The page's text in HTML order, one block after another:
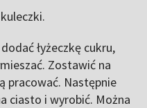
łyżeczkę cukru,
Zostawić na
pracować. Następnie
ciasto i wyrobić. Można